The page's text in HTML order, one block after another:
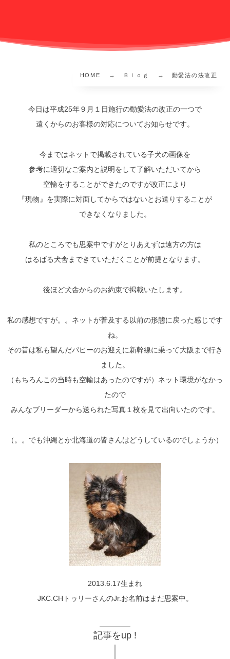
HOME Ｂｌｏｇ 動愛法の法改正
今日は平成25年９月１日施行の動愛法の改正の一つで
遠くからのお客様の対応についてお知らせです。
今まではネットで掲載されている子犬の画像を
参考に適切なご案内と説明をして了解いただいてから
空輸をすることができたのですが改正により
『現物』を実際に対面してからではないとお送りすることが
できなくなりました。
私のところでも思案中ですがとりあえずは遠方の方は
はるばる犬舎まできていただくことが前提となります。
後ほど犬舎からのお約束で掲載いたします。
私の感想ですが。。ネットが普及する以前の形態に戻った感じです
ね。
その昔は私も望んだパピーのお迎えに新幹線に乗って大阪まで行き
ました。
（もちろんこの当時も空輸はあったのですが）ネット環境がなかっ
たので
みんなブリーダーから送られた写真１枚を見て出向いたのです。
（。。でも沖縄とか北海道の皆さんはどうしているのでしょうか）
2013.6.17生まれ
JKC.CHトゥリーさんのJr.お名前はまだ思案中。
記事をup !